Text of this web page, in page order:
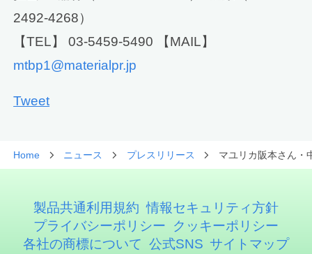
2492-4268）
【TEL】 03-5459-5490 【MAIL】
mtbp1@materialpr.jp
Tweet
Home ニュース プレスリリース マユリカ阪本さん・
製品共通利用規約 情報セキュリティ方針
プライバシーポリシー
クッキーポリシー
各社の商標について 公式SNS サイトマップ